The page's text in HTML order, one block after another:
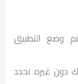
وضع التطبيق
دون غيره تحدد